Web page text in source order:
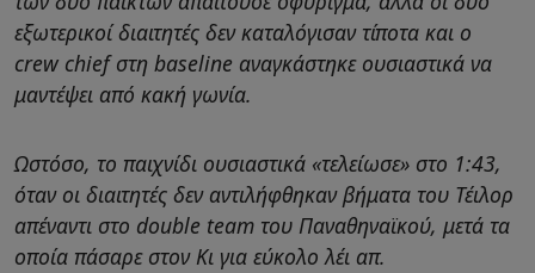
εξωτερικοί διαιτητές δεν καταλόγισαν τίποτα και ο
crew chief στη baseline αναγκάστηκε ουσιαστικά να
μαντέψει από κακή γωνία.
Ωστόσο, το παιχνίδι ουσιαστικά «τελείωσε» στο 1:43,
όταν οι διαιτητές δεν αντιλήφθηκαν βήματα του Τέιλορ
απέναντι στο double team του Παναθηναϊκού, μετά τα
οποία πάσαρε στον Κι για εύκολο λέι απ.